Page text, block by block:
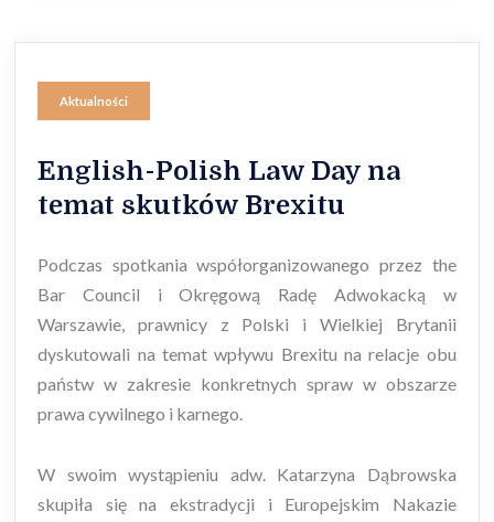
Aktualności
English-Polish Law Day na
temat skutków Brexitu
Podczas spotkania współorganizowanego przez the
Bar Council i Okręgową Radę Adwokacką w
Warszawie, prawnicy z Polski i Wielkiej Brytanii
dyskutowali na temat wpływu Brexitu na relacje obu
państw w zakresie konkretnych spraw w obszarze
prawa cywilnego i karnego.
W swoim wystąpieniu adw. Katarzyna Dąbrowska
skupiła się na ekstradycji i Europejskim Nakazie